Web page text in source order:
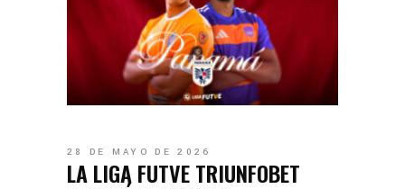
28 DE MAYO DE 2026
LA LIGA FUTVE TRIUNFOBET